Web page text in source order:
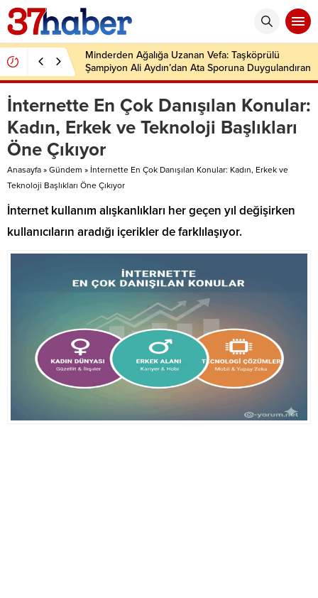
Minderden Ağalığa Uzanan Vefa: Taşköprülü
Şampiyon Ali Aydın’dan Ata Sporuna Duygulandıran
Dönüş
İnternette En Çok Danışılan Konular:
Kadın, Erkek ve Teknoloji Başlıkları
Öne Çıkıyor
Anasayfa » Gündem » İnternette En Çok Danışılan Konular: Kadın, Erkek ve
Teknoloji Başlıkları Öne Çıkıyor
İnternet kullanım alışkanlıkları her geçen yıl değişirken
kullanıcıların aradığı içerikler de farklılaşıyor.